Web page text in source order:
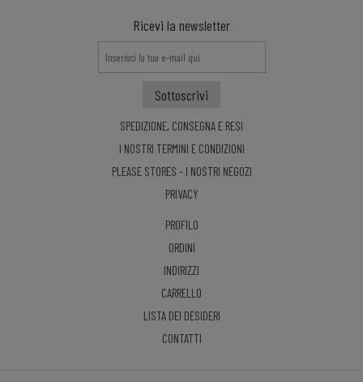
Ricevi la newsletter
SPEDIZIONE, CONSEGNA E RESI
I NOSTRI TERMINI E CONDIZIONI
PLEASE STORES - I NOSTRI NEGOZI
PRIVACY
PROFILO
ORDINI
INDIRIZZI
CARRELLO
LISTA DEI DESIDERI
CONTATTI